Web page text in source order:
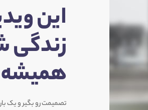
این
زندگی
همیشه
تصمیمت رو بگیر و یک